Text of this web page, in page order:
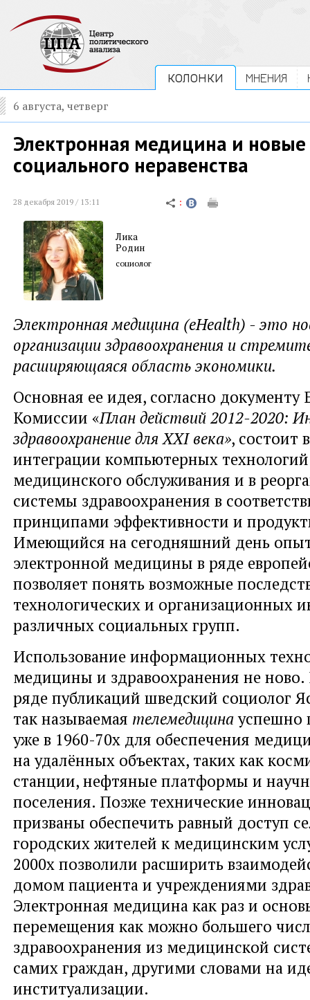
КОЛОНКИ МНЕНИЯ
6 августа, четверг
Электронная медицина и
социального неравенства
28 декабря 2019 / 13:11
Лика
Родин
социолог
Электронная медицина (eHealth) - это
организации здравоохранения и
расширяющаяся область экономики.
Основная ее идея, согласно документу
Комиссии «План действий 2012-2020:
здравоохранение дляXXIвека», состоит
интеграции компьютерных
медицинского обслуживания и в
системы здравоохранения в
принципами эффективности и
Имеющийся на сегодняшний день
электронной медицины в ряде
позволяет понять возможные
технологических и организационных
различных социальных групп.
Использование информационных
медицины и здравоохранения не ново.
ряде публикаций шведский социолог
так называемая телемедицинауспешно
уже в 1960-70х для обеспечения
на удалённых объектах, таких как
станции, нефтяные платформы и
поселения. Позже технические
призваны обеспечить равный доступ
городских жителей к медицинским
2000х позволили расширить
домом пациента и учреждениями
Электронная медицина как раз и
перемещения как можно большего
здравоохранения из медицинской
самих граждан, другими словами на
институализации.